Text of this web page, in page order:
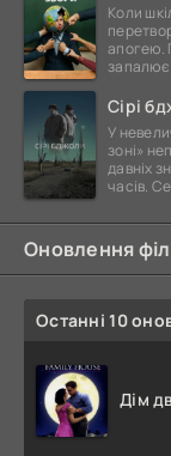
Коли
апогею.
запалює
Сірі
У
зоні»
давніх
часів.
Оновлення
Останні 10
Дім